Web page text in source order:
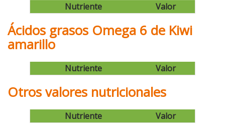
Nutriente Valor
Ácidos grasos Omega 6 de Kiwi
amarillo
Nutriente Valor
Otros valores nutricionales
Nutriente Valor